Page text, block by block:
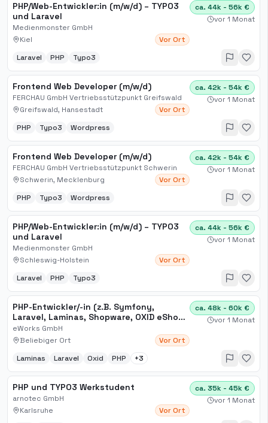
PHP/Web-Entwickler:in (m/w/d) – TYPO3
und Laravel
Medienmonster GmbH
Kiel
Vor Ort
ca. 44k - 56k €
vor 1 Monat
Laravel PHP Typo3
Frontend Web Developer (m/w/d)
FERCHAU GmbH Vertriebsstützpunkt Greifswald
Greifswald, Hansestadt
Vor Ort
ca. 42k - 54k €
vor 1 Monat
PHP Typo3 Wordpress
Frontend Web Developer (m/w/d)
FERCHAU GmbH Vertriebsstützpunkt Schwerin
Schwerin, Mecklenburg
Vor Ort
ca. 42k - 54k €
vor 1 Monat
PHP Typo3 Wordpress
PHP/Web-Entwickler:in (m/w/d) – TYPO3
und Laravel
Medienmonster GmbH
Schleswig-Holstein
Vor Ort
ca. 44k - 56k €
vor 1 Monat
Laravel PHP Typo3
PHP-Entwickler/-in (z.B. Symfony,
Laravel, Laminas, Shopware, OXID eShop,
TYPO3)
eWorks GmbH
Beliebiger Ort
Vor Ort
ca. 48k - 60k €
vor 1 Monat
Laminas Laravel Oxid PHP +3
PHP und TYPO3 Werkstudent
arnotec GmbH
Karlsruhe
Vor Ort
ca. 35k - 45k €
vor 1 Monat